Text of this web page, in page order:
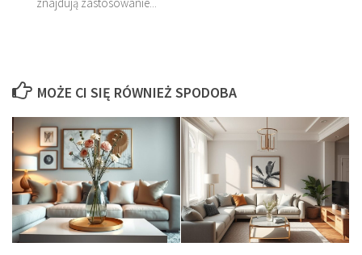
MOŻE CI SIĘ RÓWNIEŻ SPODOBA